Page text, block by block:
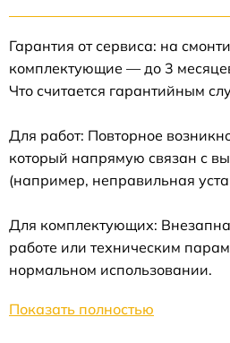
Гарантия от сервиса: на
комплектующие — до 3
Что считается гарантийным
Для работ: Повторное
который напрямую связан с
(например, неправильная
Для комплектующих:
работе или техническим
нормальном использовании.
Показать полностью